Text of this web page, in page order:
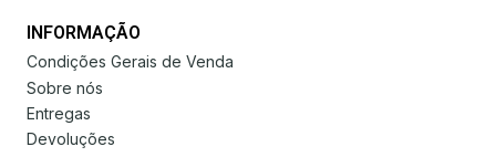
INFORMAÇÃO
Condições Gerais de Venda
Sobre nós
Entregas
Devoluções